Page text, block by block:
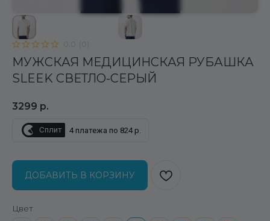
МУЖСКАЯ МЕДИЦИНСКАЯ РУБАШКА
SLEEK СВЕТЛО-СЕРЫЙ
3299 р.
Сплит 4 платежа по 824 р.
Цвет
ДОБАВИТЬ В КОРЗИНУ